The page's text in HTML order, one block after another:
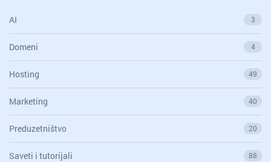
AI 3
Domeni 4
Hosting 49
Marketing 40
Preduzetništvo 20
Saveti i tutorijali 88